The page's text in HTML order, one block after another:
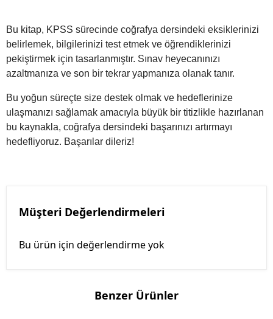
Bu kitap, KPSS sürecinde coğrafya dersindeki eksiklerinizi
belirlemek, bilgilerinizi test etmek ve öğrendiklerinizi
pekiştirmek için tasarlanmıştır. Sınav heyecanınızı
azaltmanıza ve son bir tekrar yapmanıza olanak tanır.
Bu yoğun süreçte size destek olmak ve hedeflerinize
ulaşmanızı sağlamak amacıyla büyük bir titizlikle hazırlanan
bu kaynakla, coğrafya dersindeki başarınızı artırmayı
hedefliyoruz. Başarılar dileriz!
Müşteri Değerlendirmeleri
Bu ürün için değerlendirme yok
Benzer Ürünler